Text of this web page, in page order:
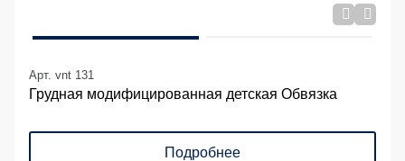
Арт. vnt 131
Грудная модифицированная детская Обвязка
Подробнее